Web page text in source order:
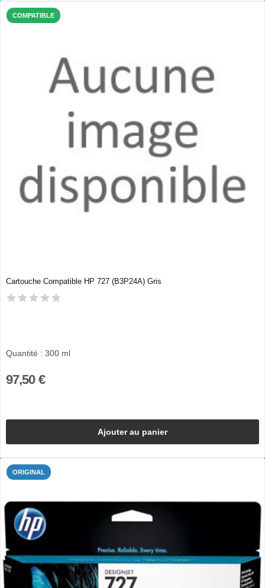
COMPATIBLE
Cartouche Compatible HP 727 (B3P24A) Gris
Quantité : 300 ml
97,50 €
Ajouter au panier
ORIGINAL